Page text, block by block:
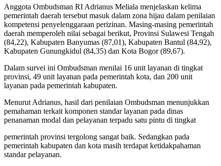
Anggota Ombudsman RI Adrianus Meliala menjelaskan kelima
pemerintah daerah tersebut masuk dalam zona hijau dalam penilaian
kompetensi penyelenggaraan perizinan. Masing-masing pemerintah
daerah memperoleh nilai sebagai berikut, Provinsi Sulawesi Tengah
(84,22), Kabupaten Banyumas (87,01), Kabupaten Bantul (84,92),
Kabupaten Gunungkidul (84,35) dan Kota Bogor (89,67).
Dalam survei ini Ombudsman menilai 16 unit layanan di tingkat
provinsi, 49 unit layanan pada pemerintah kota, dan 200 unit
layanan pada pemerintah kabupaten.
Menurut Adrianus, hasil dari penilaian Ombudsman menunjukkan
pemahaman terkait komponen standar layanan pada dinas
penanaman modal dan pelayanan terpadu satu pintu di tingkat
pemerintah provinsi tergolong sangat baik. Sedangkan pada
pemerintah kabupaten dan kota masih terdapat ketidakpahaman
standar pelayanan.